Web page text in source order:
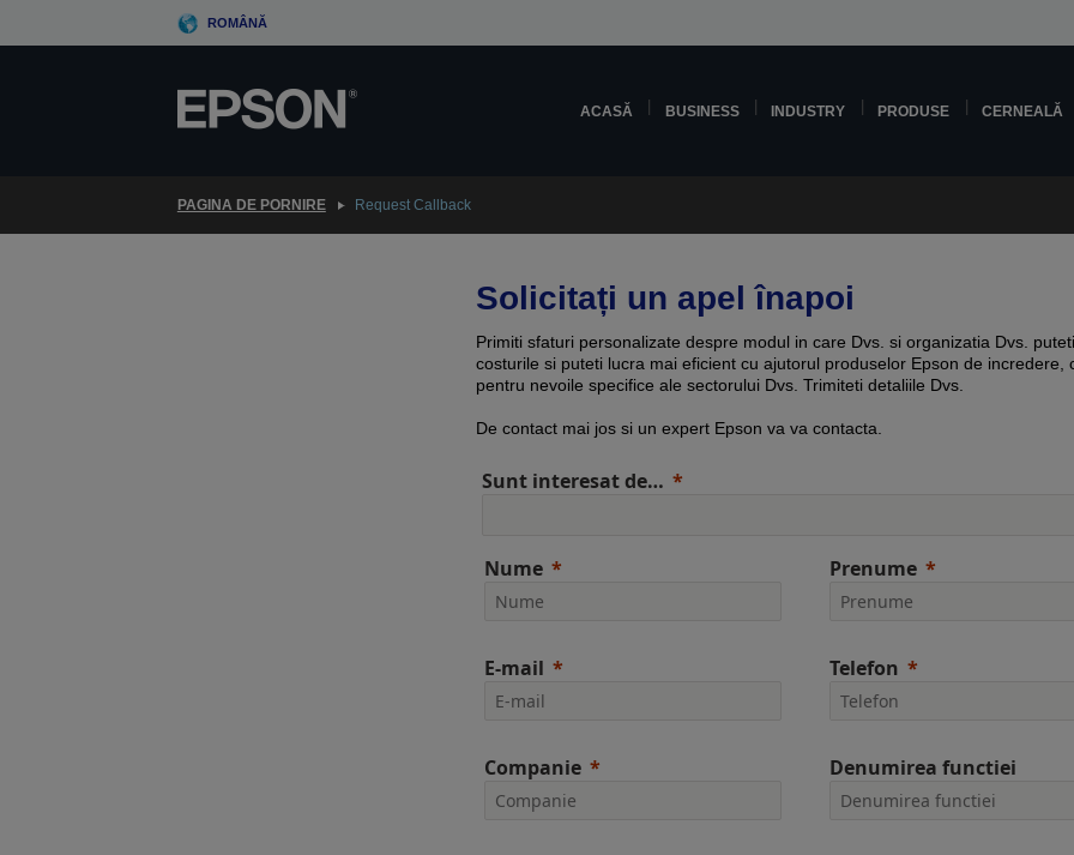
to
ROMÂNĂ
ACASĂ BUSINESS INDUSTRY PRODUSE CERNEALĂ
PAGINA DE PORNIRE Request Callback
Solicitați un apel înapoi
Primiti sfaturi personalizate despre modul in care Dvs. si organizatia Dvs.
costurile si puteti lucra mai eficient cu ajutorul produselor Epson de incredere,
pentru nevoile specifice ale sectorului Dvs. Trimiteti detaliile Dvs.
De contact mai jos si un expert Epson va va contacta.
Sunt interesat de…
Nume Prenume
E-mail Telefon
Companie Denumirea functiei